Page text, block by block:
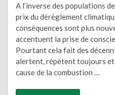
A l’inverse des populations
prix du dérèglement
conséquences sont plus
accentuent la prise de
Pourtant cela fait des
alertent, répètent toujours et
cause de la combustion …